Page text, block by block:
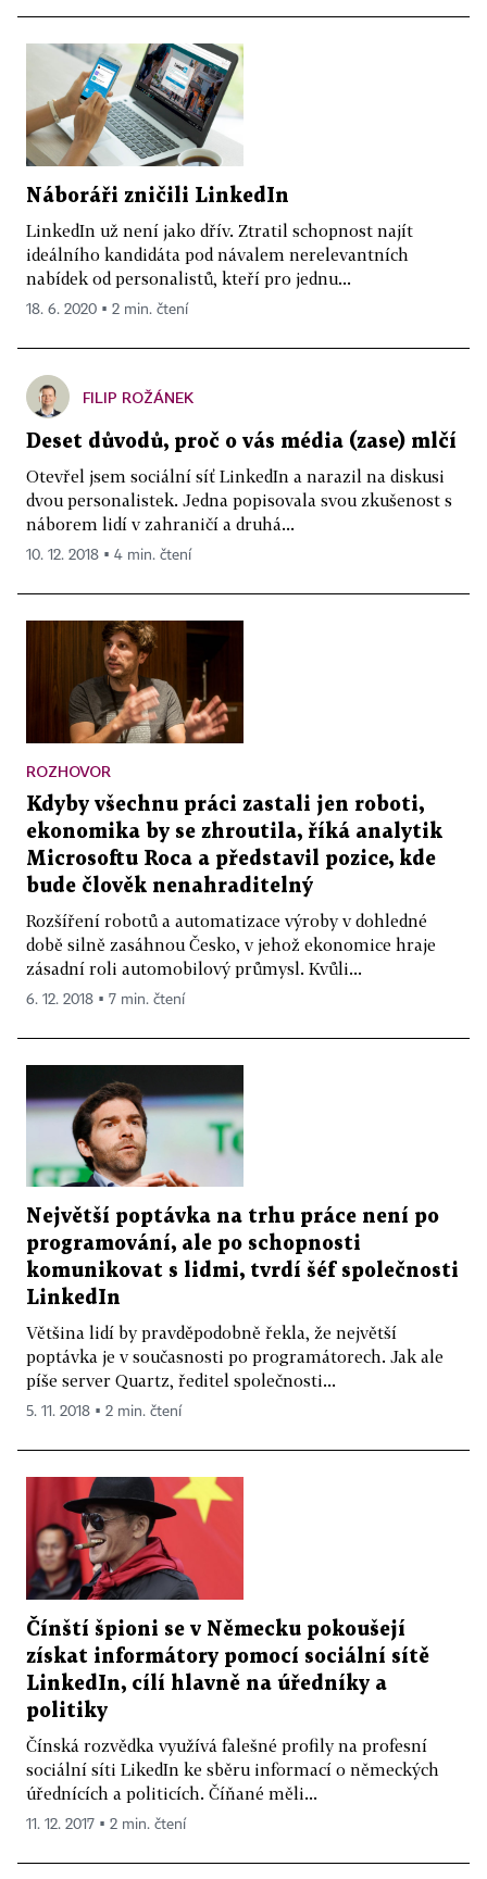
Náboráři zničili LinkedIn
LinkedIn už není jako dřív. Ztratil schopnost najít
ideálního kandidáta pod návalem nerelevantních
nabídek od personalistů, kteří pro jednu...
18. 6. 2020 ▪ 2 min. čtení
FILIP ROŽÁNEK
Deset důvodů, proč o vás média (zase) mlčí
Otevřel jsem sociální síť LinkedIn a narazil na diskusi
dvou personalistek. Jedna popisovala svou zkušenost s
náborem lidí v zahraničí a druhá...
10. 12. 2018 ▪ 4 min. čtení
ROZHOVOR
Kdyby všechnu práci zastali jen roboti,
ekonomika by se zhroutila, říká analytik
Microsoftu Roca a představil pozice, kde
bude člověk nenahraditelný
Rozšíření robotů a automatizace výroby v dohledné
době silně zasáhnou Česko, v jehož ekonomice hraje
zásadní roli automobilový průmysl. Kvůli...
6. 12. 2018 ▪ 7 min. čtení
Největší poptávka na trhu práce není po
programování, ale po schopnosti
komunikovat s lidmi, tvrdí šéf společnosti
LinkedIn
Většina lidí by pravděpodobně řekla, že největší
poptávka je v současnosti po programátorech. Jak ale
píše server Quartz, ředitel společnosti...
5. 11. 2018 ▪ 2 min. čtení
Čínští špioni se v Německu pokoušejí
získat informátory pomocí sociální sítě
LinkedIn, cílí hlavně na úředníky a
politiky
Čínská rozvědka využívá falešné profily na profesní
sociální síti LikedIn ke sběru informací o německých
úřednících a politicích. Číňané měli...
11. 12. 2017 ▪ 2 min. čtení